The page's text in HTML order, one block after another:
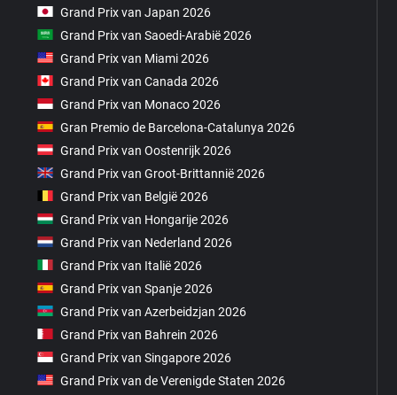
Grand Prix van Japan 2026
Grand Prix van Saoedi-Arabië 2026
Grand Prix van Miami 2026
Grand Prix van Canada 2026
Grand Prix van Monaco 2026
Gran Premio de Barcelona-Catalunya 2026
Grand Prix van Oostenrijk 2026
Grand Prix van Groot-Brittannië 2026
Grand Prix van België 2026
Grand Prix van Hongarije 2026
Grand Prix van Nederland 2026
Grand Prix van Italië 2026
Grand Prix van Spanje 2026
Grand Prix van Azerbeidzjan 2026
Grand Prix van Bahrein 2026
Grand Prix van Singapore 2026
Grand Prix van de Verenigde Staten 2026